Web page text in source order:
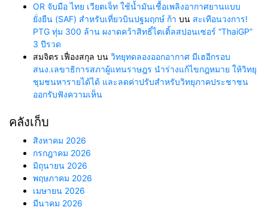
OR จับมือ ไทย เวียตเจ็ท ใช้น้ำมันเชื้อเพลิงอากาศยานแบบ
ยั่งยืน (SAF) สำหรับเที่ยวบินปฐมฤกษ์ ก้า บน สะเทือนวงการ!
PTG ทุ่ม 300 ล้าน ผงาดคว้าสิทธิ์ไตเติ้ลสปอนเซอร์ “ThaiGP”
3 ปีรวด
สมจิตร เฟื่องสกุล บน วิทยุทดลองออกอากาศ มีเฮอีกรอบ
สนง.เลขาธิการสภาผู้แทนราษฎร นำร่างแก้ไขกฎหมาย ให้วิทยุ
ชุมชนหารายได้ได้ และลดค่าปรับสำหรับวิทยุภาคประชาชน
ออกรับฟังความเห็น
คลังเก็บ
สิงหาคม 2026
กรกฎาคม 2026
มิถุนายน 2026
พฤษภาคม 2026
เมษายน 2026
มีนาคม 2026